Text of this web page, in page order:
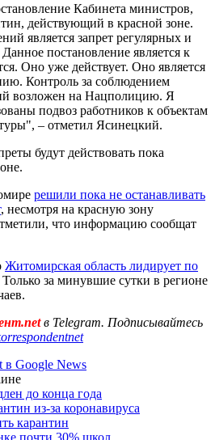
Кабинета министров,
действующий в красной зоне.
является запрет регулярных и
постановление является к
Оно уже действует. Оно является
Контроль за соблюдением
возложен на Нацполицию. Я
подвоз работников к объектам
– отметил Ясинецкий.
будут действовать пока
решили пока не останавливать
, несмотря на красную зону
что информацию сообщат
Житомирская область лидирует по
за минувшие сутки в регионе
в Telegram. Подписывайтесь
в Google News
до конца года
из-за коронавируса
карантин
почти 30% школ